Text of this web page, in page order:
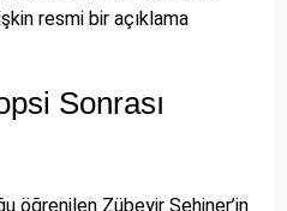
resmi bir açıklama
Sonrası
öğrenilen Zübeyir Şehiner’in